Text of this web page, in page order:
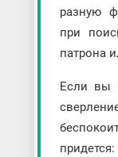
разную
при
патрона
Если вы